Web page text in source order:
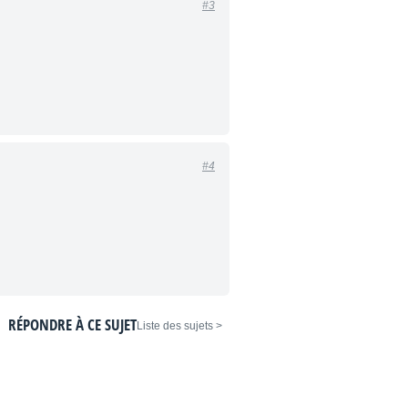
#3
#4
< Liste des sujets
RÉPONDRE À CE SUJET